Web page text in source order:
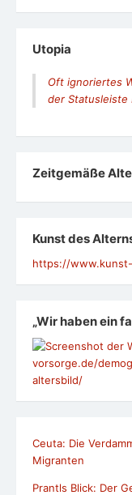
Utopia
Oft ignoriertes
der
Zeit­ge­mäße
Kunst des
https://
„Wir haben ein
vorsorge.de/
altersbild/
Ceuta: Die
Migranten
Prantls Blick: Der